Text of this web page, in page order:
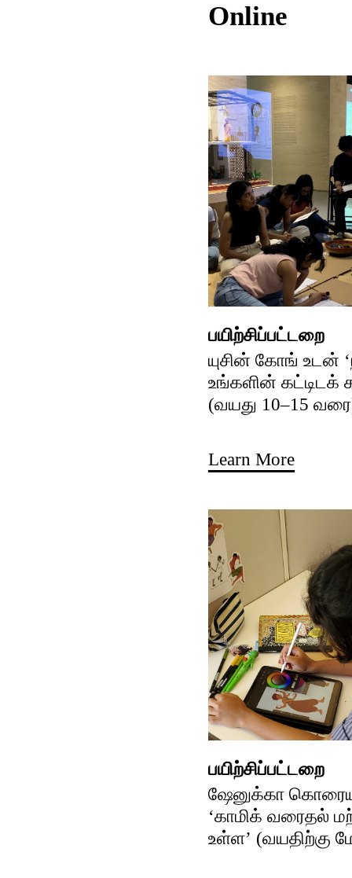
Online
பயிற்சிப்பட்டறை
யுசின் கோங் உடன்
உங்களின் கட்டிடக்
(வயது 10–15
Learn More
பயிற்சிப்பட்டறை
ஷேனுக்கா
‘காமிக் வரைதல்
உள்ள’ (வயதிற்கு